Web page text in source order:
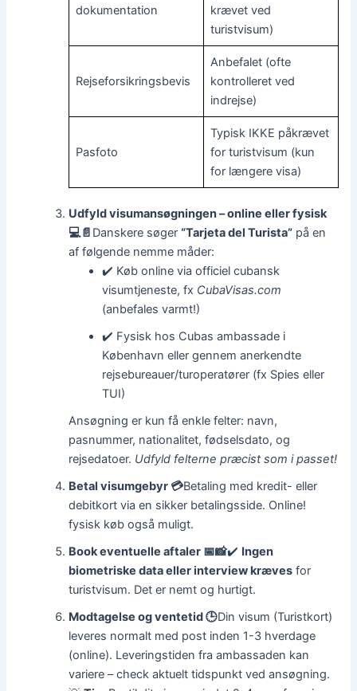
dokumentation
krævet ved
turistvisum)
Rejseforsikringsbevis
Anbefalet (ofte
kontrolleret ved
indrejse)
Pasfoto
Typisk IKKE påkrævet
for turistvisum (kun
for længere visa)
Udfyld visumansøgningen – online eller fysisk
💻📄 Danskere søger“Tarjeta del Turista” på en
af følgende nemme måder:
✔️ Køb online via officiel cubansk
visumtjeneste, fx CubaVisas.com
(anbefales varmt!)
✔️ Fysisk hos Cubas ambassade i
København eller gennem anerkendte
rejsebureauer/turoperatører (fx Spies eller
TUI)
Ansøgning er kun få enkle felter: navn,
pasnummer, nationalitet, fødselsdato, og
rejsedatoer. Udfyld felterne præcist som i passet!
Betal visumgebyr 💳Betaling med kredit- eller
debitkort via en sikker betalingsside. Online!
fysisk køb også muligt.
Book eventuelle aftaler 📅📸✔️ Ingen
biometriske data eller interview kræves for
turistvisum. Det er nemt og hurtigt.
Modtagelse og ventetid 🕒Din visum (Turistkort)
leveres normalt med post inden 1-3 hverdage
(online). Leveringstiden fra ambassaden kan
variere – check aktuelt tidspunkt ved ansøgning.